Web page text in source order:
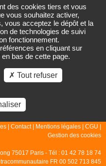
pas.
| Contact| Mentions légales | CGU |
Gestion des cookies
75017 Paris - Tél : 01 42 78 18 74
FR 00 502 713 845
des cookies tiers et vous
vous souhaitez activer,
vous acceptez le dépôt et la
de technologies de suivi
fonctionnement.
en cliquant sur
en bas de cette page.
✗ Tout refuser